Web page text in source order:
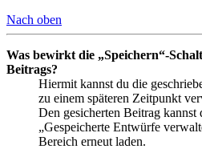
Nach oben
Was bewirkt die „Speichern“-
Beitrags?
Hiermit kannst du die
zu einem späteren Zeitpunkt
Den gesicherten Beitrag
„Gespeicherte Entwürfe
Bereich erneut laden.